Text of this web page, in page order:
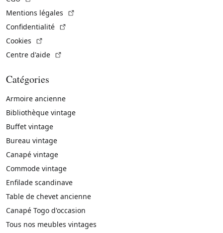
Mentions légales
Confidentialité
Cookies
Centre d'aide
Catégories
Armoire ancienne
Bibliothèque vintage
Buffet vintage
Bureau vintage
Canapé vintage
Commode vintage
Enfilade scandinave
Table de chevet ancienne
Canapé Togo d'occasion
Tous nos meubles vintages